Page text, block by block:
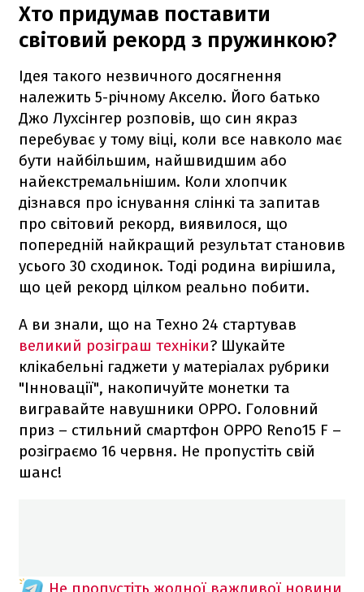
Хто придумав поставити
світовий рекорд з пружинкою?
Ідея такого незвичного досягнення
належить 5-річному Акселю. Його батько
Джо Лухсінгер розповів, що син якраз
перебуває у тому віці, коли все навколо має
бути найбільшим, найшвидшим або
найекстремальнішим. Коли хлопчик
дізнався про існування слінкі та запитав
про світовий рекорд, виявилося, що
попередній найкращий результат становив
усього 30 сходинок. Тоді родина вирішила,
що цей рекорд цілком реально побити.
А ви знали, що на Техно 24 стартував
великий розіграш техніки? Шукайте
клікабельні гаджети у матеріалах рубрики
"Інновації", накопичуйте монетки та
вигравайте навушники OPPO. Головний
приз – стильний смартфон ОРРО Reno15 F –
розіграємо 16 червня. Не пропустіть свій
шанс!
Не пропустіть жодної важливої новини